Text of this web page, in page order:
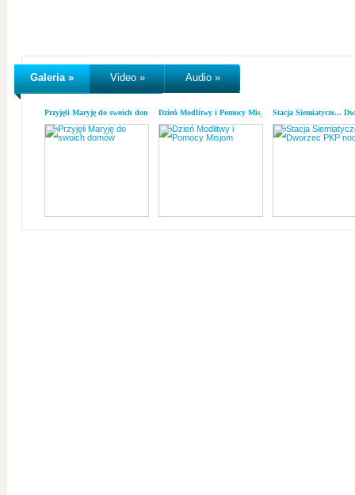
Galeria » Video » Audio »
Przyjęli Maryję do swoich domówDzień Modlitwy i Pomocy MisjomStacja Siemiatycze...